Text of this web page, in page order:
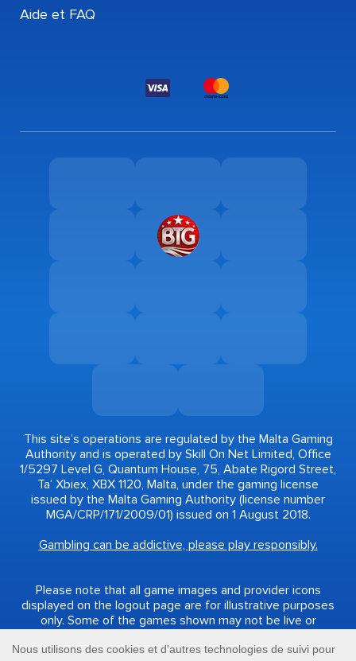
Aide et FAQ
This site’s operations are regulated by the Malta Gaming
Authority and is operated by Skill On Net Limited, Office
1/5297 Level G, Quantum House, 75, Abate Rigord Street,
Ta’ Xbiex, XBX 1120, Malta, under the gaming license
issued by the Malta Gaming Authority (license number
MGA/CRP/171/2009/01) issued on 1 August 2018.
Gambling can be addictive, please play responsibly.
Please note that all game images and provider icons
displayed on the logout page are for illustrative purposes
only. Some of the games shown may not be live or
account.